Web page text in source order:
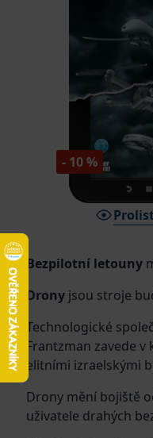
- 10 %
Bezpilotní letouny
Drony jsou stroje
Technologické
Frantzman zavede v
elitními izraelskými
Drony mění bojiště
uživatele drahých